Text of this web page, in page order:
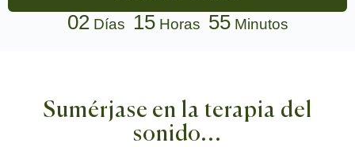
02 Días 15 Horas 55 Minutos
Sumérjase en la terapia del
sonido...
Ahorre + Obtenga acceso instantáneo hoy mismo